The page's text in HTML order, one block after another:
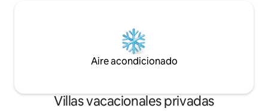
Aire acondicionado
Villas vacacionales privadas